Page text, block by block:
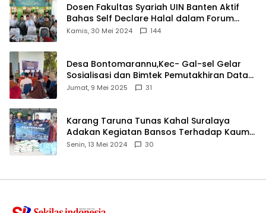
Dosen Fakultas Syariah UIN Banten Aktif
Bahas Self Declare Halal dalam Forum
Ijtima Ulama MUI
Kamis, 30 Mei 2024 144
Desa Bontomarannu,Kec- Gal-sel Gelar
Sosialisasi dan Bimtek Pemutakhiran Data
ID
Jumat, 9 Mei 2025 31
Karang Taruna Tunas Kahal Suralaya
Adakan Kegiatan Bansos Terhadap Kaum
Dhuafa dan Anak Yatim-Piatu
Senin, 13 Mei 2024 30